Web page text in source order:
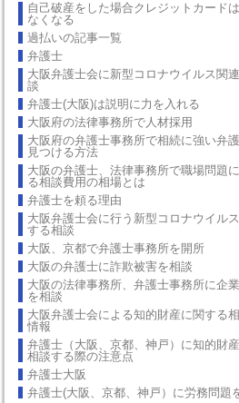
自己破産をした場合クレジットカード
なくなる
過払いの記事一覧
弁護士
大阪弁護士会に新型コロナウイルス関
談
弁護士(大阪)は説明に力を入れる
大阪府の法律事務所で人材採用
大阪府の弁護士事務所で相続に強い弁
見つける方法
大阪の弁護士、法律事務所で職場問題
る相談費用の相場とは
弁護士を頼る理由
大阪弁護士会に行う新型コロナウイル
する相談
大阪、京都で弁護士事務所を開所
大阪の弁護士に詐欺被害を相談
大阪の法律事務所、弁護士事務所に企
を相談
大阪弁護士会による知的財産に関する
情報
弁護士（大阪、京都、神戸）に知的財
相談する際の注意点
弁護士大阪
弁護士(大阪、京都、神戸）に労務問題